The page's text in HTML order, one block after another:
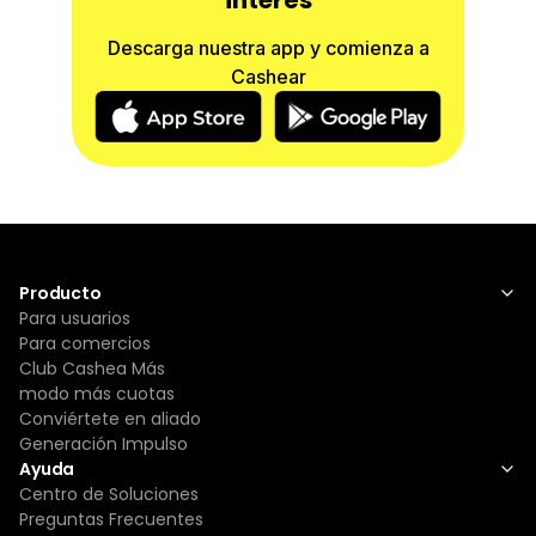
adecuados para su carga de batería.En caso de
TELEVISORES, el despachador de la tienda está
en la obligación de mostrar al cliente las
condiciones físicas (ENCENDIDO, PANTALLA,
BOTON, ENCHUFE Y ACCESORIOS) ya que por
defectos físicos solo se cambiarán al momento
de la entrega del producto.
N° 1 del presente documento.
Celulares: GENERALES 1 MES/SAMSUNG Y APPLE
2 MESES.
Laptops y pc: 1 MES.Tv y monitores: 15 DIAS
Consolas y router: 1 MES
Impresoras: 1 MES
Cámaras y cornetas: 1 MES
Artíuclos hogar y otros: 15 DIAS
Aire Acondicionado: 1 MES (ciertas condiciones
aplican)
Descarga nuestra app y comienza a
Cashear
Producto
Para usuarios
Para comercios
Club Cashea Más
modo más cuotas
Conviértete en aliado
Generación Impulso
Ayuda
Centro de Soluciones
Preguntas Frecuentes